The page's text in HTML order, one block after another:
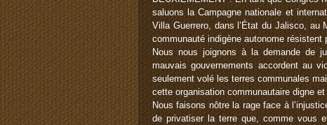
saluons la Campagne nationale et
Villa Guerrero, dans l’État du Jalisco,
communauté indigène autonome résistent
Nous nous joignons à la demande de
mauvais gouvernements accordent au
seulement volé les terres communales
cette organisation communautaire digne
Nous faisons nôtre la rage face à
de privatiser la terre que, comme vous